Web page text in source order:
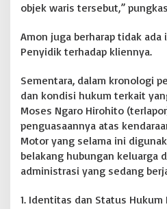
objek waris tersebut,”
Amon juga berharap tidak
Penyidik terhadap kliennya.
Sementara, dalam kronologi
dan kondisi hukum terkait
Moses Ngaro Hirohito
penguasaannya atas
Motor yang selama ini
belakang hubungan keluarga
administrasi yang sedang
1. Identitas dan Status Hukum